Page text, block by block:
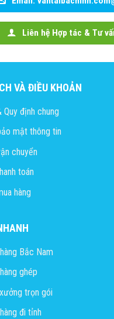
Liên hệ Hợp tác & Tư
VÀ ĐIỀU KHOẢN
Quy định chung
mật thông tin
chuyển
toán
hàng
Bắc Nam
ghép
trọn gói
đi tỉnh